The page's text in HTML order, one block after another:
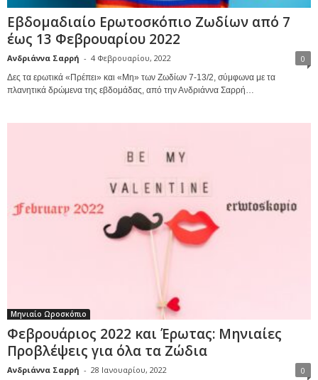
Εβδομαδιαίο Ερωτοσκόπιο Ζωδίων από 7
έως 13 Φεβρουαρίου 2022
Ανδριάννα Σαρρή - 4 Φεβρουαρίου, 2022 0
Δες τα ερωτικά «Πρέπει» και «Μη» των Ζωδίων 7-13/2, σύμφωνα με τα
πλανητικά δρώμενα της εβδομάδας, από την Ανδριάννα Σαρρή…
Μηνιαίο Ωροσκόπιο
Φεβρουάριος 2022 και Έρωτας: Μηνιαίες
Προβλέψεις για όλα τα Ζώδια
Ανδριάννα Σαρρή - 28 Ιανουαρίου, 2022 0